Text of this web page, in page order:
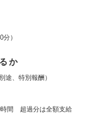
）
か
途、特別報酬）
時間 超過分は全額支給